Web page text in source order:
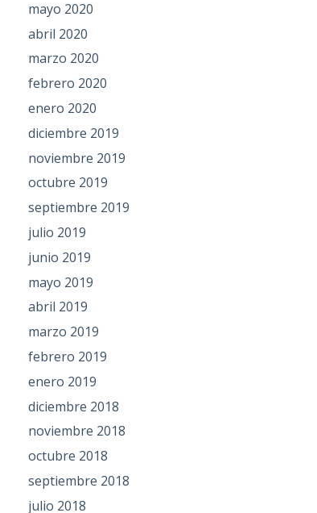
mayo 2020
abril 2020
marzo 2020
febrero 2020
enero 2020
diciembre 2019
noviembre 2019
octubre 2019
septiembre 2019
julio 2019
junio 2019
mayo 2019
abril 2019
marzo 2019
febrero 2019
enero 2019
diciembre 2018
noviembre 2018
octubre 2018
septiembre 2018
julio 2018